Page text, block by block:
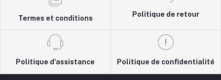
Termes et conditions
Politique de retour
Politique d'assistance Politique de confidentialité